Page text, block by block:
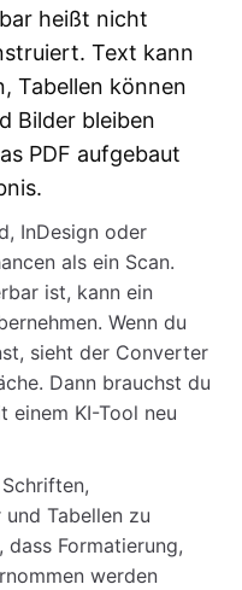
heißt nicht
Text kann
Tabellen können
Bilder bleiben
PDF aufgebaut
InDesign oder
als ein Scan.
ist, kann ein
Wenn du
sieht der Converter
Dann brauchst du
einem KI-Tool neu
Tabellen zu
Formatierung,
werden